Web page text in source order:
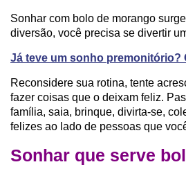
Sonhar com bolo de morango
diversão, você precisa se divertir
Já teve um sonho premonitório?
Reconsidere sua rotina, tente
fazer coisas que o deixam feliz.
família, saia, brinque, divirta-se,
felizes ao lado de pessoas que
Sonhar que serve